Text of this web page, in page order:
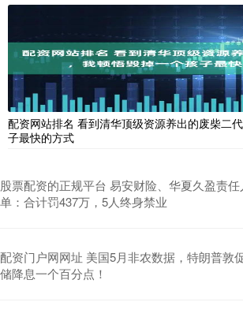
配资网站排名 看到清华顶级资源养出的废柴二
子最快的方式
股票配资的正规平台 易安财险、华夏久盈责任
单：合计罚437万，5人终身禁业
配资门户网网址 美国5月非农数据，特朗普敦
储降息一个百分点！